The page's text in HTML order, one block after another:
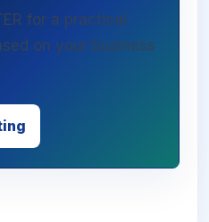
for a practical
on your business